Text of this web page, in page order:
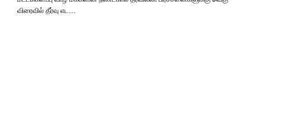
விரைவில் தீர்வு எட…